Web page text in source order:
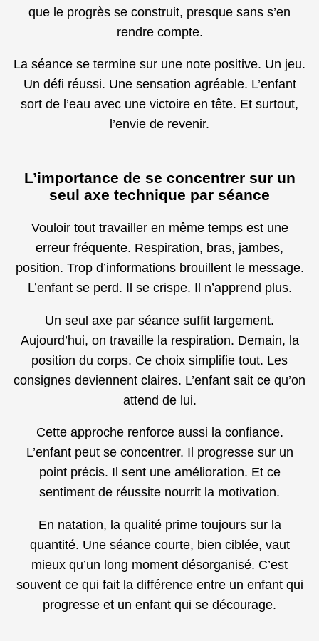
que le progrès se construit, presque sans s’en
rendre compte.
La séance se termine sur une note positive. Un jeu.
Un défi réussi. Une sensation agréable. L’enfant
sort de l’eau avec une victoire en tête. Et surtout,
l’envie de revenir.
L’importance de se concentrer sur un
seul axe technique par séance
Vouloir tout travailler en même temps est une
erreur fréquente. Respiration, bras, jambes,
position. Trop d’informations brouillent le message.
L’enfant se perd. Il se crispe. Il n’apprend plus.
Un seul axe par séance suffit largement.
Aujourd’hui, on travaille la respiration. Demain, la
position du corps. Ce choix simplifie tout. Les
consignes deviennent claires. L’enfant sait ce qu’on
attend de lui.
Cette approche renforce aussi la confiance.
L’enfant peut se concentrer. Il progresse sur un
point précis. Il sent une amélioration. Et ce
sentiment de réussite nourrit la motivation.
En natation, la qualité prime toujours sur la
quantité. Une séance courte, bien ciblée, vaut
mieux qu’un long moment désorganisé. C’est
souvent ce qui fait la différence entre un enfant qui
progresse et un enfant qui se décourage.